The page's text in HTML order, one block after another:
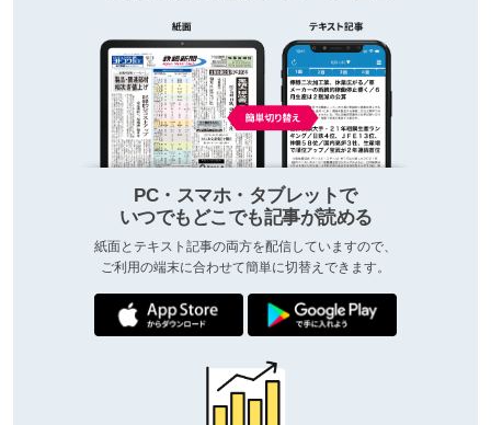
PC・スマホ・タブレットで
いつでもどこでも記事が読める
紙面とテキスト記事の両方を配信していますので、
ご利用の端末に合わせて簡単に切替えできます。